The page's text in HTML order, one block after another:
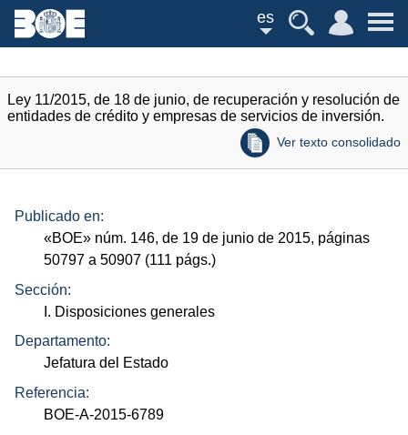
es
Ley 11/2015, de 18 de junio, de recuperación y resolución de
entidades de crédito y empresas de servicios de inversión.
Ver texto consolidado
Publicado en:
«BOE» núm. 146, de 19 de junio de 2015, páginas
50797 a 50907 (111 págs.)
Sección:
I. Disposiciones generales
Departamento:
Jefatura del Estado
Referencia:
BOE-A-2015-6789